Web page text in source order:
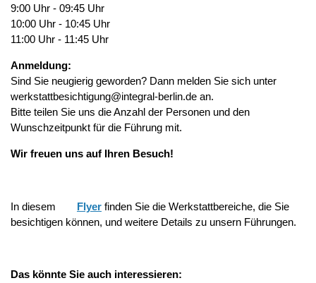
9:00 Uhr - 09:45 Uhr
10:00 Uhr - 10:45 Uhr
11:00 Uhr - 11:45 Uhr
Anmeldung:
Sind Sie neugierig geworden? Dann melden Sie sich unter
werkstattbesichtigung@integral-berlin.de an.
Bitte teilen Sie uns die Anzahl der Personen und den
Wunschzeitpunkt für die Führung mit.
Wir freuen uns auf Ihren Besuch!
In diesem Flyer finden Sie die Werkstattbereiche, die Sie
besichtigen können, und weitere Details zu unsern Führungen.
Das könnte Sie auch interessieren: